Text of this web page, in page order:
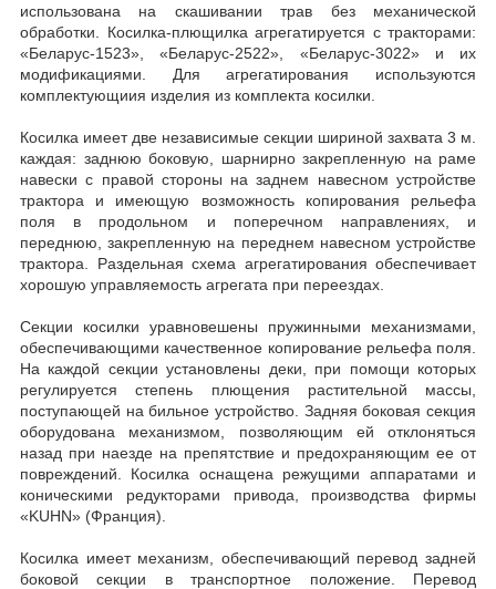
использована на скашивании трав без механической
обработки. Косилка-плющилка агрегатируется с тракторами:
«Беларус-1523», «Беларус-2522», «Беларус-3022» и их
модификациями. Для агрегатирования используются
комплектующиия изделия из комплекта косилки.
Косилка имеет две независимые секции шириной захвата 3 м.
каждая: заднюю боковую, шарнирно закрепленную на раме
навески с правой стороны на заднем навесном устройстве
трактора и имеющую возможность копирования рельефа
поля в продольном и поперечном направлениях, и
переднюю, закрепленную на переднем навесном устройстве
трактора. Раздельная схема агрегатирования обеспечивает
хорошую управляемость агрегата при переездах.
Секции косилки уравновешены пружинными механизмами,
обеспечивающими качественное копирование рельефа поля.
На каждой секции установлены деки, при помощи которых
регулируется степень плющения растительной массы,
поступающей на бильное устройство. Задняя боковая секция
оборудована механизмом, позволяющим ей отклоняться
назад при наезде на препятствие и предохраняющим ее от
повреждений. Косилка оснащена режущими аппаратами и
коническими редукторами привода, производства фирмы
«KUHN» (Франция).
Косилка имеет механизм, обеспечивающий перевод задней
боковой секции в транспортное положение. Перевод